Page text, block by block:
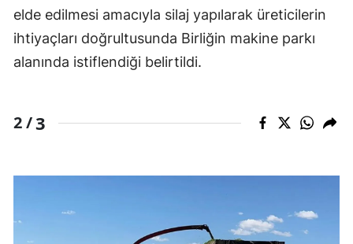
elde edilmesi amacıyla silaj yapılarak üreticilerin
ihtiyaçları doğrultusunda Birliğin makine parkı
alanında istiflendiği belirtildi.
2 /3